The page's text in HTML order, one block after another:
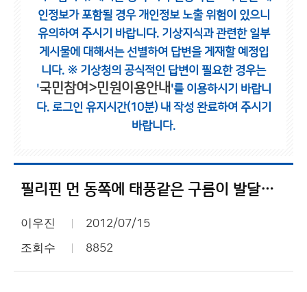
인정보가 포함될 경우 개인정보 노출 위험이 있으니
유의하여 주시기 바랍니다. 기상지식과 관련한 일부
게시물에 대해서는 선별하여 답변을 게재할 예정입
니다. ※ 기상청의 공식적인 답변이 필요한 경우는
'국민참여>민원이용안내 '를 이용하시기 바랍니
다. 로그인 유지시간(10분) 내 작성 완료하여 주시기
바랍니다.
필리핀 먼 동쪽에 태풍같은 구름이 발달중 7호태풍 발생 ????
이우진 2012/07/15
조회수 8852